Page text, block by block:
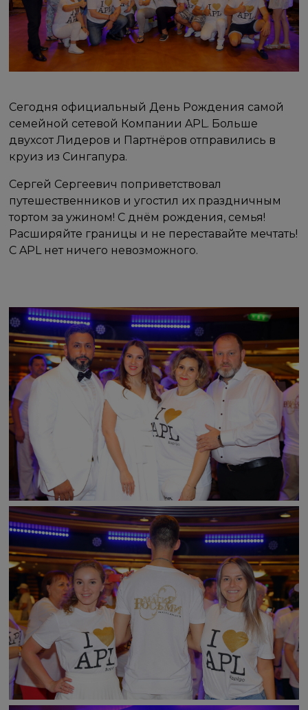
Сегодня официальный День Рождения самой
семейной сетевой Компании APL. Больше
двухсот Лидеров и Партнёров отправились в
круиз из Сингапура.
Сергей Сергеевич поприветствовал
путешественников и угостил их праздничным
тортом за ужином! С днём рождения, семья!
Расширяйте границы и не переставайте мечтать!
С APL нет ничего невозможного.